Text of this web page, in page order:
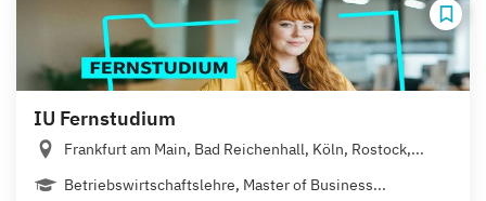
IU Fernstudium
Frankfurt am Main, Bad Reichenhall, Köln, Rostock,...
Betriebswirtschaftslehre, Master of Business...